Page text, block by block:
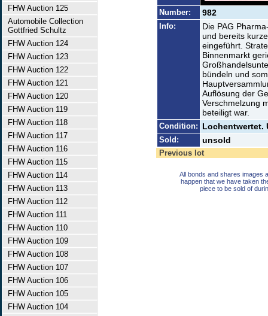
FHW Auction 125
Automobile Collection
Gottfried Schultz
FHW Auction 124
FHW Auction 123
FHW Auction 122
FHW Auction 121
FHW Auction 120
FHW Auction 119
FHW Auction 118
FHW Auction 117
FHW Auction 116
FHW Auction 115
FHW Auction 114
FHW Auction 113
FHW Auction 112
FHW Auction 111
FHW Auction 110
FHW Auction 109
FHW Auction 108
FHW Auction 107
FHW Auction 106
FHW Auction 105
FHW Auction 104
Number: 982
Info:
Die PAG
und bereits
eingeführt.
Binnenmarkt
bündeln und
Auflösung der
Verschmelzung
beteiligt war.
Condition: Lochentwertet.
Sold: unsold
Previous lot
All bonds and shares images
happen that we have taken
piece to be sold of